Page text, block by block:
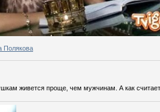
Полякова
живется проще, чем мужчинам. А как